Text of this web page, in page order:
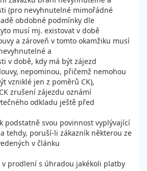
(pro nevyhnutelné mimořádné
obdobné podmínky dle
musí mj. existovat v době
a zároveň v tomto okamžiku musí
a
v době, kdy má být zájezd
nepominou, přičemž nemohou
vzniklé jen z poměrů CK),
zrušení zájezdu oznámí
odkladu ještě před
podstatně svou povinnost vyplývající
tehdy, poruší-li zákazník některou ze
v článku
v prodlení s úhradou jakékoli platby